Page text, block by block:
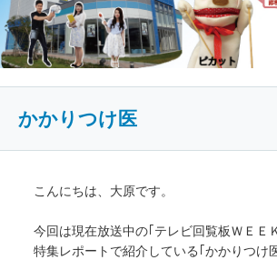
かかりつけ医
こんにちは、大原です。
今回は現在放送中の｢テレビ回覧板ＷＥＥ
特集レポートで紹介している｢かかりつけ